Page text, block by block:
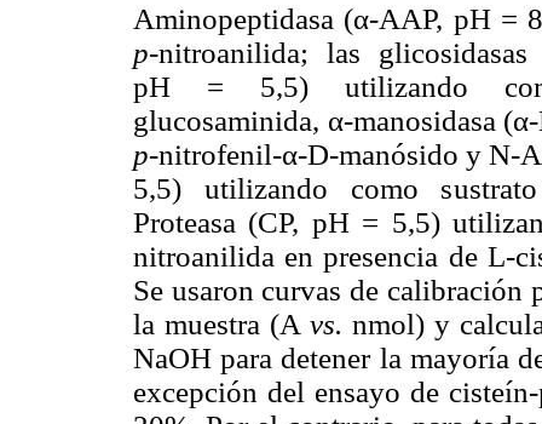
Aminopeptidasa (α-AAP, pH =
p-nitroanilida; las
pH = 5,5) utilizando
glucosaminida, α-manosidasa
p-nitrofenil-α-D-manósido y N-
5,5) utilizando como
Proteasa (CP, pH = 5,5)
nitroanilida en presencia de L-
Se usaron curvas de calibración
la muestra (Avs.nmol) y
NaOH para detener la mayoría
excepción del ensayo de